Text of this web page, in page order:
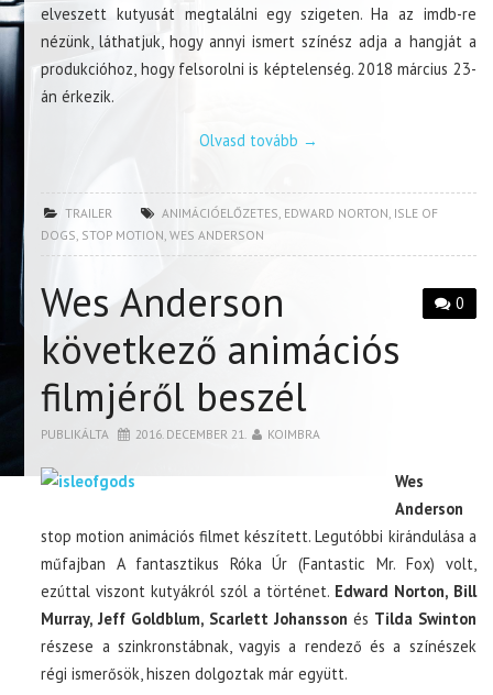
elveszett kutyusát megtalálni egy szigeten. Ha az imdb-re
nézünk, láthatjuk, hogy annyi ismert színész adja a hangját a
produkcióhoz, hogy felsorolni is képtelenség. 2018 március 23-
án érkezik.
Olvasd tovább →
TRAILER ANIMÁCIÓELŐZETES EDWARD NORTON ISLE OF
DOGS STOP MOTION ,WES ANDERSON
0
Wes Anderson
következő animációs
filmjéről beszél
PUBLIKÁLTA 2016. DECEMBER 21. KOIMBRA
Wes
Anderson
stop motion animációs filmet készített. Legutóbbi kirándulása a
műfajban A fantasztikus Róka Úr (Fantastic Mr. Fox) volt,
ezúttal viszont kutyákról szól a történet. Edward Norton, Bill
Murray, Jeff Goldblum, Scarlett Johansson és Tilda Swinton
részese a szinkronstábnak, vagyis a rendező és a színészek
régi ismerősök, hiszen dolgoztak már együtt.